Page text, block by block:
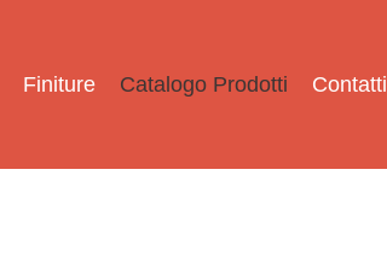
Finiture Catalogo Prodotti Contatti